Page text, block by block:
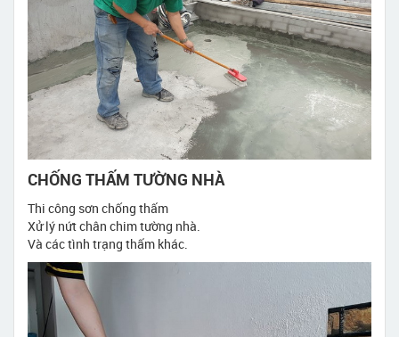
CHỐNG THẤM TƯỜNG NHÀ
Thi công sơn chống thấm
Xử lý nứt chân chim tường nhà.
Và các tình trạng thấm khác.